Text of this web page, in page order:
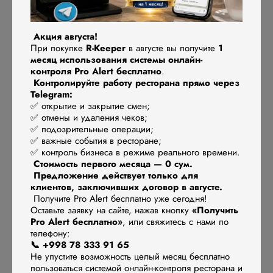
В итоге — владелец спит спокойно, а не проверяет отчёты
каждую ночь. Система работает. Персонал доволен. А всё
потому, что за системой —
профессиональные.
На что стоит смотреть при выборе
автоматизации?
Да, цена и функции — важны. Но задайте себе другие
вопросы:
Кто будет внедрять систему?
Это человек, который просто «продал» и исчез? Или
с вами будет работать менеджер, который знает
ресторанный бизнес изнутри?
Есть ли команда?
А если этот человек уедет в отпуск? Заболеет?
Акция августа!
При покупке R-Keeper в августе вы получите 1
месяц использования системы онлайн-
контроля Pro Alert бесплатно.
Контролируйте работу ресторана прямо через
Telegram:
✅ открытие и закрытие смен;
✅ отмены и удаления чеков;
✅ подозрительные операции;
✅ важные события в ресторане;
✅ контроль бизнеса в режиме реального времени.
Стоимость первого месяца — 0 сум.
Предложение действует только для
клиентов, заключивших договор в августе.
Получите Pro Alert бесплатно уже сегодня!
Оставьте заявку на сайте, нажав кнопку «Получить
Pro Alert бесплатно», или свяжитесь с нами по
телефону:
📞 +998 78 333 91 65
Не упустите возможность целый месяц бесплатно
пользоваться системой онлайн-контроля ресторана и